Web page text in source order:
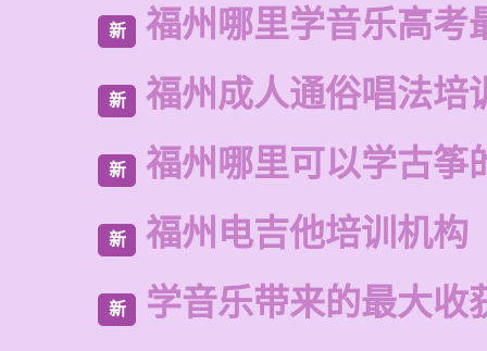
新 福州哪里学音乐高考
新 福州成人通俗唱法培
新 福州哪里可以学古筝
新 福州电吉他培训机构
新 学音乐带来的最大收